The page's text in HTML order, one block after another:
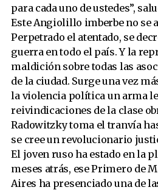
para cada uno de ustedes”,
Este Angiolillo imberbe no se
Perpetrado el atentado, se
guerra en todo el país. Y la
maldición sobre todas las
de la ciudad. Surge una vez
la violencia política un arma
reivindicaciones de la clase
Radowitzky toma el tranvía
se cree un revolucionario
El joven ruso ha estado en la
meses atrás, ese Primero de
Aires ha presenciado una de